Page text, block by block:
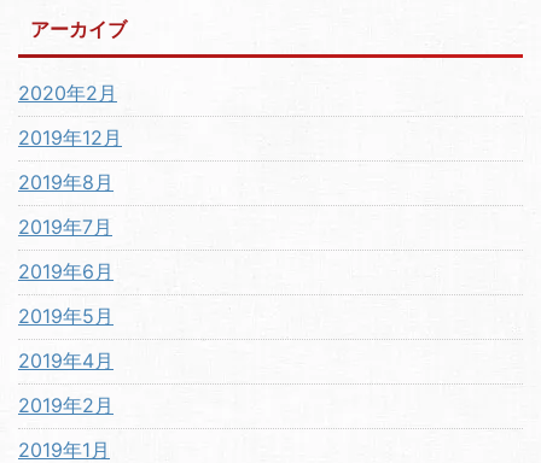
アーカイブ
2020年2月
2019年12月
2019年8月
2019年7月
2019年6月
2019年5月
2019年4月
2019年2月
2019年1月